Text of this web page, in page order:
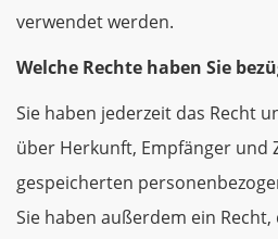
verwendet werden.
Welche Rechte haben Sie
Sie haben jederzeit das Recht
über Herkunft, Empfänger und
gespeicherten
Sie haben außerdem ein